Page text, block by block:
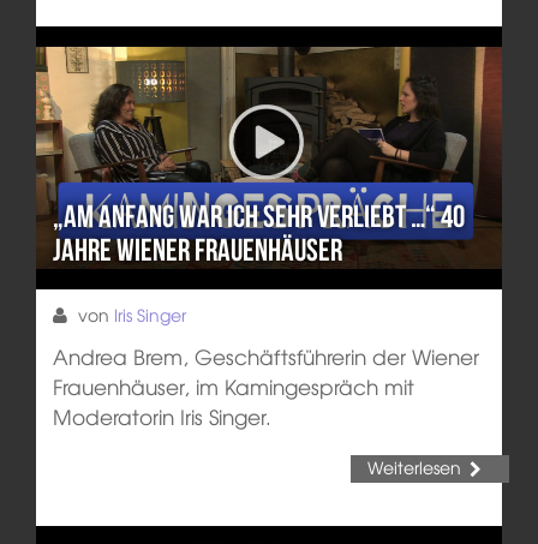
„Am Anfang war ich sehr verliebt …“ 40
Jahre Wiener Frauenhäuser
von Iris Singer
Andrea Brem, Geschäftsführerin der Wiener
Frauenhäuser, im Kamingespräch mit
Moderatorin Iris Singer.
Weiterlesen